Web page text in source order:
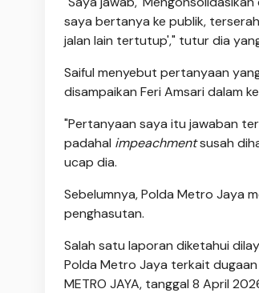
saya bertanya ke publik,
jalan lain tertutup'," tutur dia
Saiful menyebut pertanyaan
disampaikan Feri Amsari dalam
"Pertanyaan saya itu jawaban
padahal impeachmentsusah
ucap dia.
Sebelumnya, Polda Metro Jaya
penghasutan.
Salah satu laporan diketahui
Polda Metro Jaya terkait
METRO JAYA, tanggal 8 April